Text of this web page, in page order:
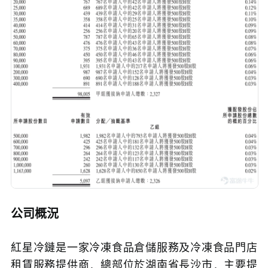
公司概況
紅星冷鏈是一家冷凍食品倉儲服務及冷凍食品門店
租賃服務提供商，總部位於湖南省長沙市，主要提